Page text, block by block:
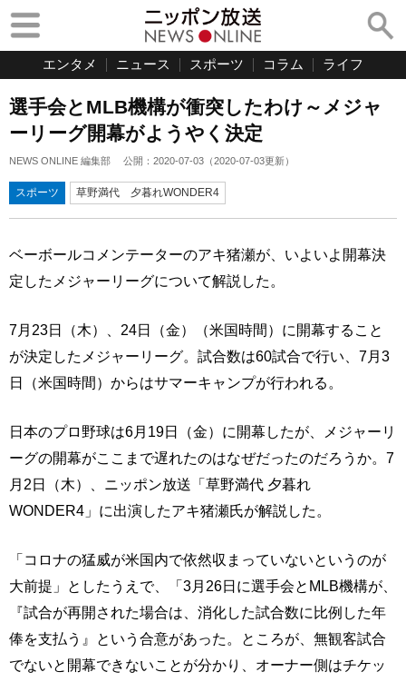
エンタメ ニュース スポーツ コラム ライフ
選手会とMLB機構が衝突したわけ～メジャ
ーリーグ開幕がようやく決定
NEWS ONLINE 編集部 公開： 2020-07-03 （2020-07-03更新）
スポーツ 草野満代 夕暮れWONDER4
ベーボールコメンテーターのアキ猪瀬が、いよいよ開幕決
定したメジャーリーグについて解説した。
7月23日（木）、24日（金）（米国時間）に開幕すること
が決定したメジャーリーグ。試合数は60試合で行い、7月3
日（米国時間）からはサマーキャンプが行われる。
日本のプロ野球は6月19日（金）に開幕したが、メジャーリ
ーグの開幕がここまで遅れたのはなぜだったのだろうか。7
月2日（木）、ニッポン放送「草野満代 夕暮れ
WONDER4」に出演したアキ猪瀬氏が解説した。
「コロナの猛威が米国内で依然収まっていないというのが
大前提」としたうえで、「3月26日に選手会とMLB機構が、
『試合が再開された場合は、消化した試合数に比例した年
俸を支払う』という合意があった。ところが、無観客試合
でないと開幕できないことが分かり、オーナー側はチケッ